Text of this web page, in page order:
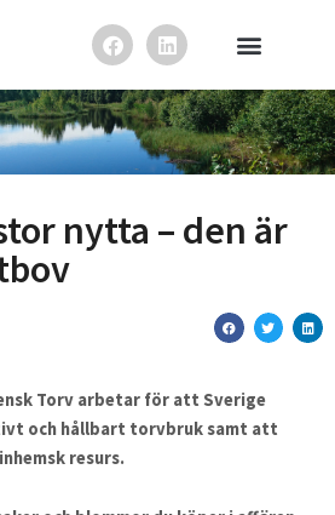
F
a
c
e
b
o
o
k
L
i
n
k
e
d
i
n
nytta – den är
Torv arbetar för att Sverige
och hållbart torvbruk samt att
resurs.